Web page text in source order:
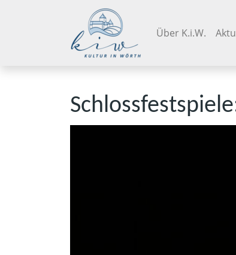
Navigation
Über K.i.W.